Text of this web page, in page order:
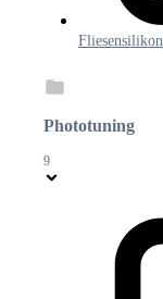
Fliesensilikon
Phototuning
9